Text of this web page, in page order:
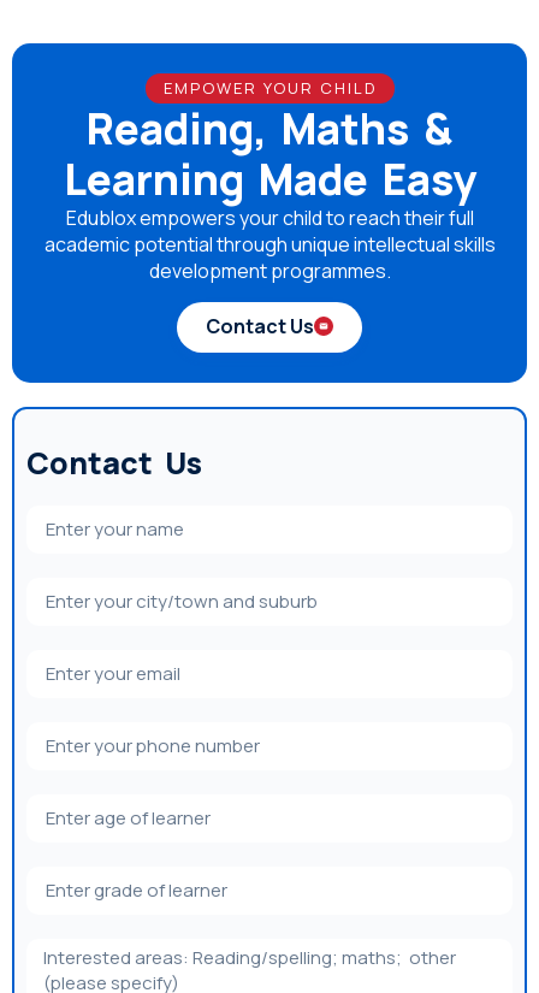
EMPOWER YOUR CHILD
Reading, Maths &
Learning Made Easy
Edublox empowers your child to reach their full
academic potential through unique intellectual skills
development programmes.
Contact Us
Contact Us